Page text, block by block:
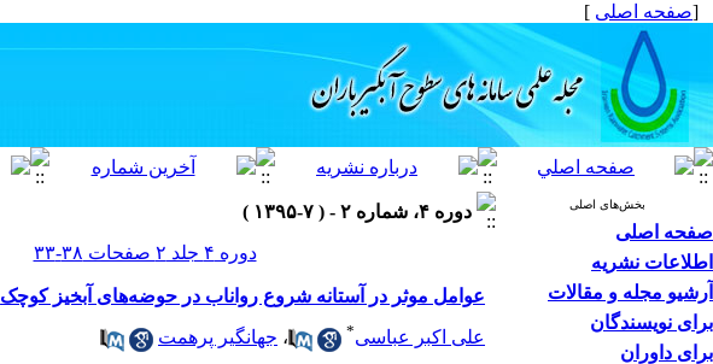
[صفحه اصلی ]
بخش‌های اصلی
صفحه اصلی
اطلاعات نشریه
آرشیو مجله و مقالات
برای نویسندگان
برای داوران
دوره ۴، شماره ۲ - ( ۷-۱۳۹۵ )
دوره ۴ جلد ۲ صفحات ۳۸-۳۳
عوامل موثر در آستانه شروع رواناب در حوضه‌های آبخیز کوچک
علی اکبر عباسی* ، جهانگیر پرهمت